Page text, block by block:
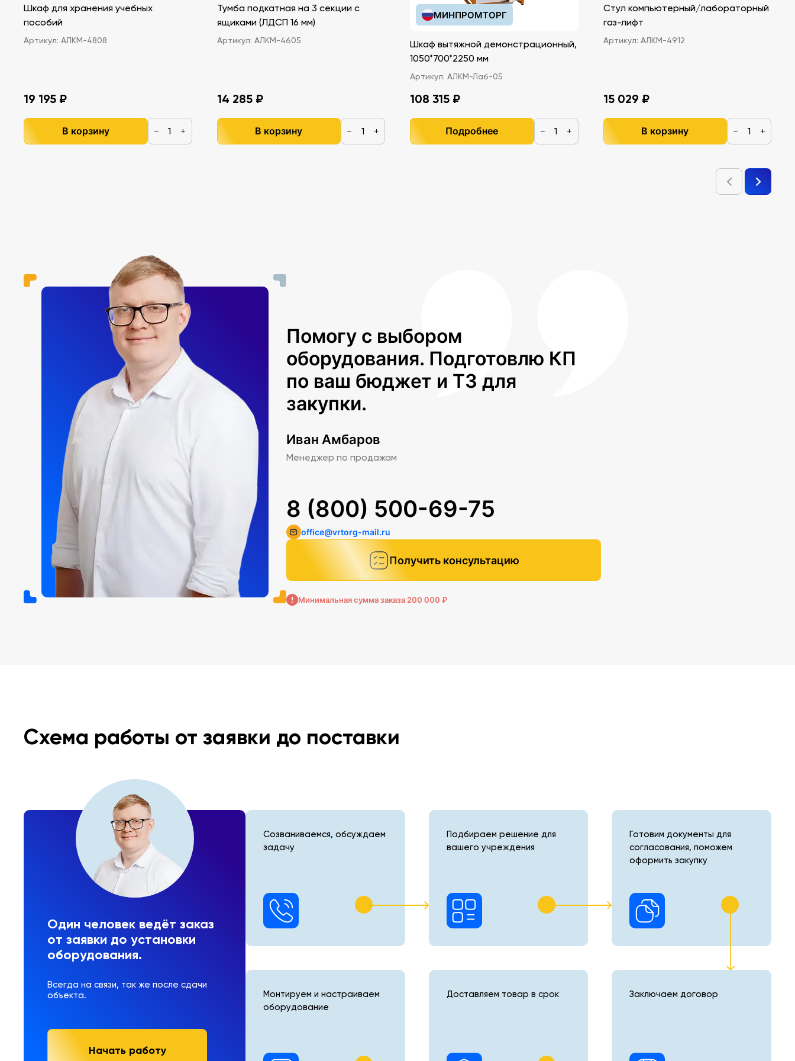
Шкаф для хранения учебных
пособий
Артикул: АЛКМ-4808
19 195 ₽
В корзину − +
Тумба подкатная на 3 секции с
ящиками (ЛДСП 16 мм)
Артикул: АЛКМ-4605
14 285 ₽
В корзину − +
МИНПРОМТОРГ
Шкаф вытяжной демонстрационный,
1050*700*2250 мм
Артикул: АЛКМ-Лаб-05
108 315 ₽
Подробнее − +
Стул компьютерный/лабораторный
газ-лифт
Артикул: АЛКМ-4912
15 029 ₽
В корзину − +
Помогу с выбором
оборудования. Подготовлю КП
по ваш бюджет и ТЗ для
закупки.
Иван Амбаров
Менеджер по продажам
Получить консультацию
8 (800) 500-69-75
office@vrtorg-mail.ru
Минимальная сумма заказа 200 000 ₽
Схема работы от заявки до поставки
Один человек ведёт заказ
от заявки до установки
оборудования.
Всегда на связи, так же после сдачи
объекта.
Начать работу
Созваниваемся, обсуждаем
задачу
Подбираем решение для
вашего учреждения
Готовим документы для
согласования, поможем
оформить закупку
Монтируем и настраиваем
оборудование
Доставляем товар в срок Заключаем договор